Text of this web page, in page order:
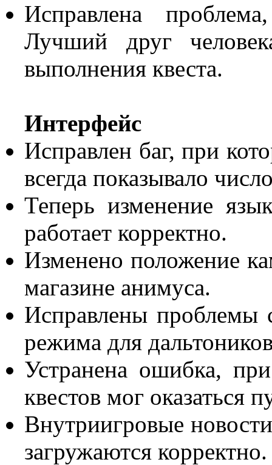
Исправлена
Лучший друг
выполнения квеста.
Интерфейс
Исправлен баг, при
всегда показывало
Теперь изменение
работает корректно.
Изменено положение
магазине анимуса.
Исправлены проблемы
режима для
Устранена ошибка,
квестов мог оказаться
Внутриигровые
загружаются корректно.